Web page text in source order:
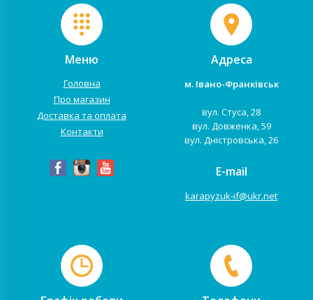
Меню
Головна
Про магазин
Доставка та оплата
Контакти
Адреса
м. Івано-Франківськ
вул. Стуса, 28
вул. Довженка, 59
вул. Дністровська, 26
E-mail
karapyzuk-if@ukr.net